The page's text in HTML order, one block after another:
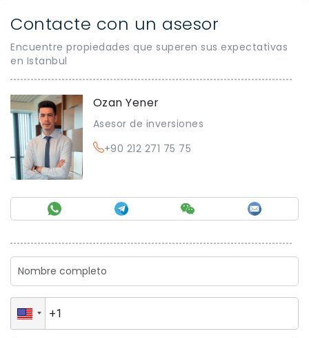
Contacte con un asesor
Encuentre propiedades que superen sus expectativas
en Istanbul
Ozan Yener
Asesor de inversiones
+90 212 271 75 75